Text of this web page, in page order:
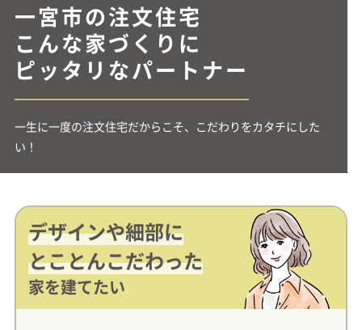
一宮市の注文住宅
こんな家づくりに
ピッタリなパートナー
一生に一度の注文住宅だからこそ、こだわりをカタチにした
い！
デザインや細部に
とことんこだわった
家を建てたい